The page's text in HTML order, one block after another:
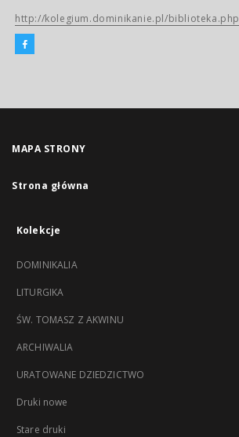
http://kolegium.dominikanie.pl/biblioteka.php
MAPA STRONY
Strona główna
Kolekcje
DOMINIKALIA
LITURGIKA
ŚW. TOMASZ Z AKWINU
ARCHIWALIA
URATOWANE DZIEDZICTWO
Druki nowe
Stare druki